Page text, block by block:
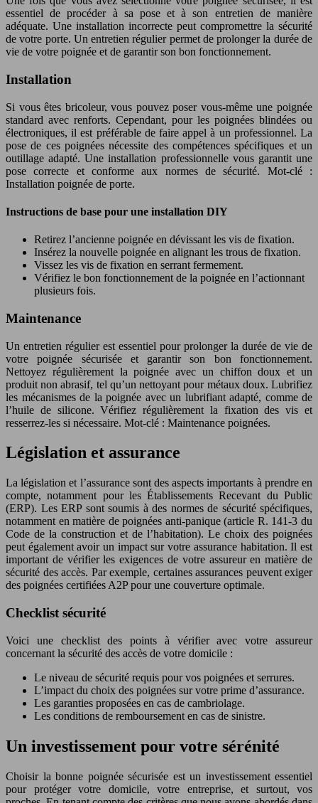
essentiel de procéder à sa pose et à son entretien de manière
adéquate. Une installation incorrecte peut compromettre la sécurité
de votre porte. Un entretien régulier permet de prolonger la durée de
vie de votre poignée et de garantir son bon fonctionnement.
Installation
Si vous êtes bricoleur, vous pouvez poser vous-même une poignée
standard avec renforts. Cependant, pour les poignées blindées ou
électroniques, il est préférable de faire appel à un professionnel. La
pose de ces poignées nécessite des compétences spécifiques et un
outillage adapté. Une installation professionnelle vous garantit une
pose correcte et conforme aux normes de sécurité. Mot-clé :
Installation poignée de porte.
Instructions de base pour une installation DIY
Retirez l’ancienne poignée en dévissant les vis de fixation.
Insérez la nouvelle poignée en alignant les trous de fixation.
Vissez les vis de fixation en serrant fermement.
Vérifiez le bon fonctionnement de la poignée en l’actionnant
plusieurs fois.
Maintenance
Un entretien régulier est essentiel pour prolonger la durée de vie de
votre poignée sécurisée et garantir son bon fonctionnement.
Nettoyez régulièrement la poignée avec un chiffon doux et un
produit non abrasif, tel qu’un nettoyant pour métaux doux. Lubrifiez
les mécanismes de la poignée avec un lubrifiant adapté, comme de
l’huile de silicone. Vérifiez régulièrement la fixation des vis et
resserrez-les si nécessaire. Mot-clé : Maintenance poignées.
Législation et assurance
La législation et l’assurance sont des aspects importants à prendre en
compte, notamment pour les Établissements Recevant du Public
(ERP). Les ERP sont soumis à des normes de sécurité spécifiques,
notamment en matière de poignées anti-panique (article R. 141-3 du
Code de la construction et de l’habitation). Le choix des poignées
peut également avoir un impact sur votre assurance habitation. Il est
important de vérifier les exigences de votre assureur en matière de
sécurité des accès. Par exemple, certaines assurances peuvent exiger
des poignées certifiées A2P pour une couverture optimale.
Checklist sécurité
Voici une checklist des points à vérifier avec votre assureur
concernant la sécurité des accès de votre domicile :
Le niveau de sécurité requis pour vos poignées et serrures.
L’impact du choix des poignées sur votre prime d’assurance.
Les garanties proposées en cas de cambriolage.
Les conditions de remboursement en cas de sinistre.
Un investissement pour votre sérénité
Choisir la bonne poignée sécurisée est un investissement essentiel
pour protéger votre domicile, votre entreprise, et surtout, vos